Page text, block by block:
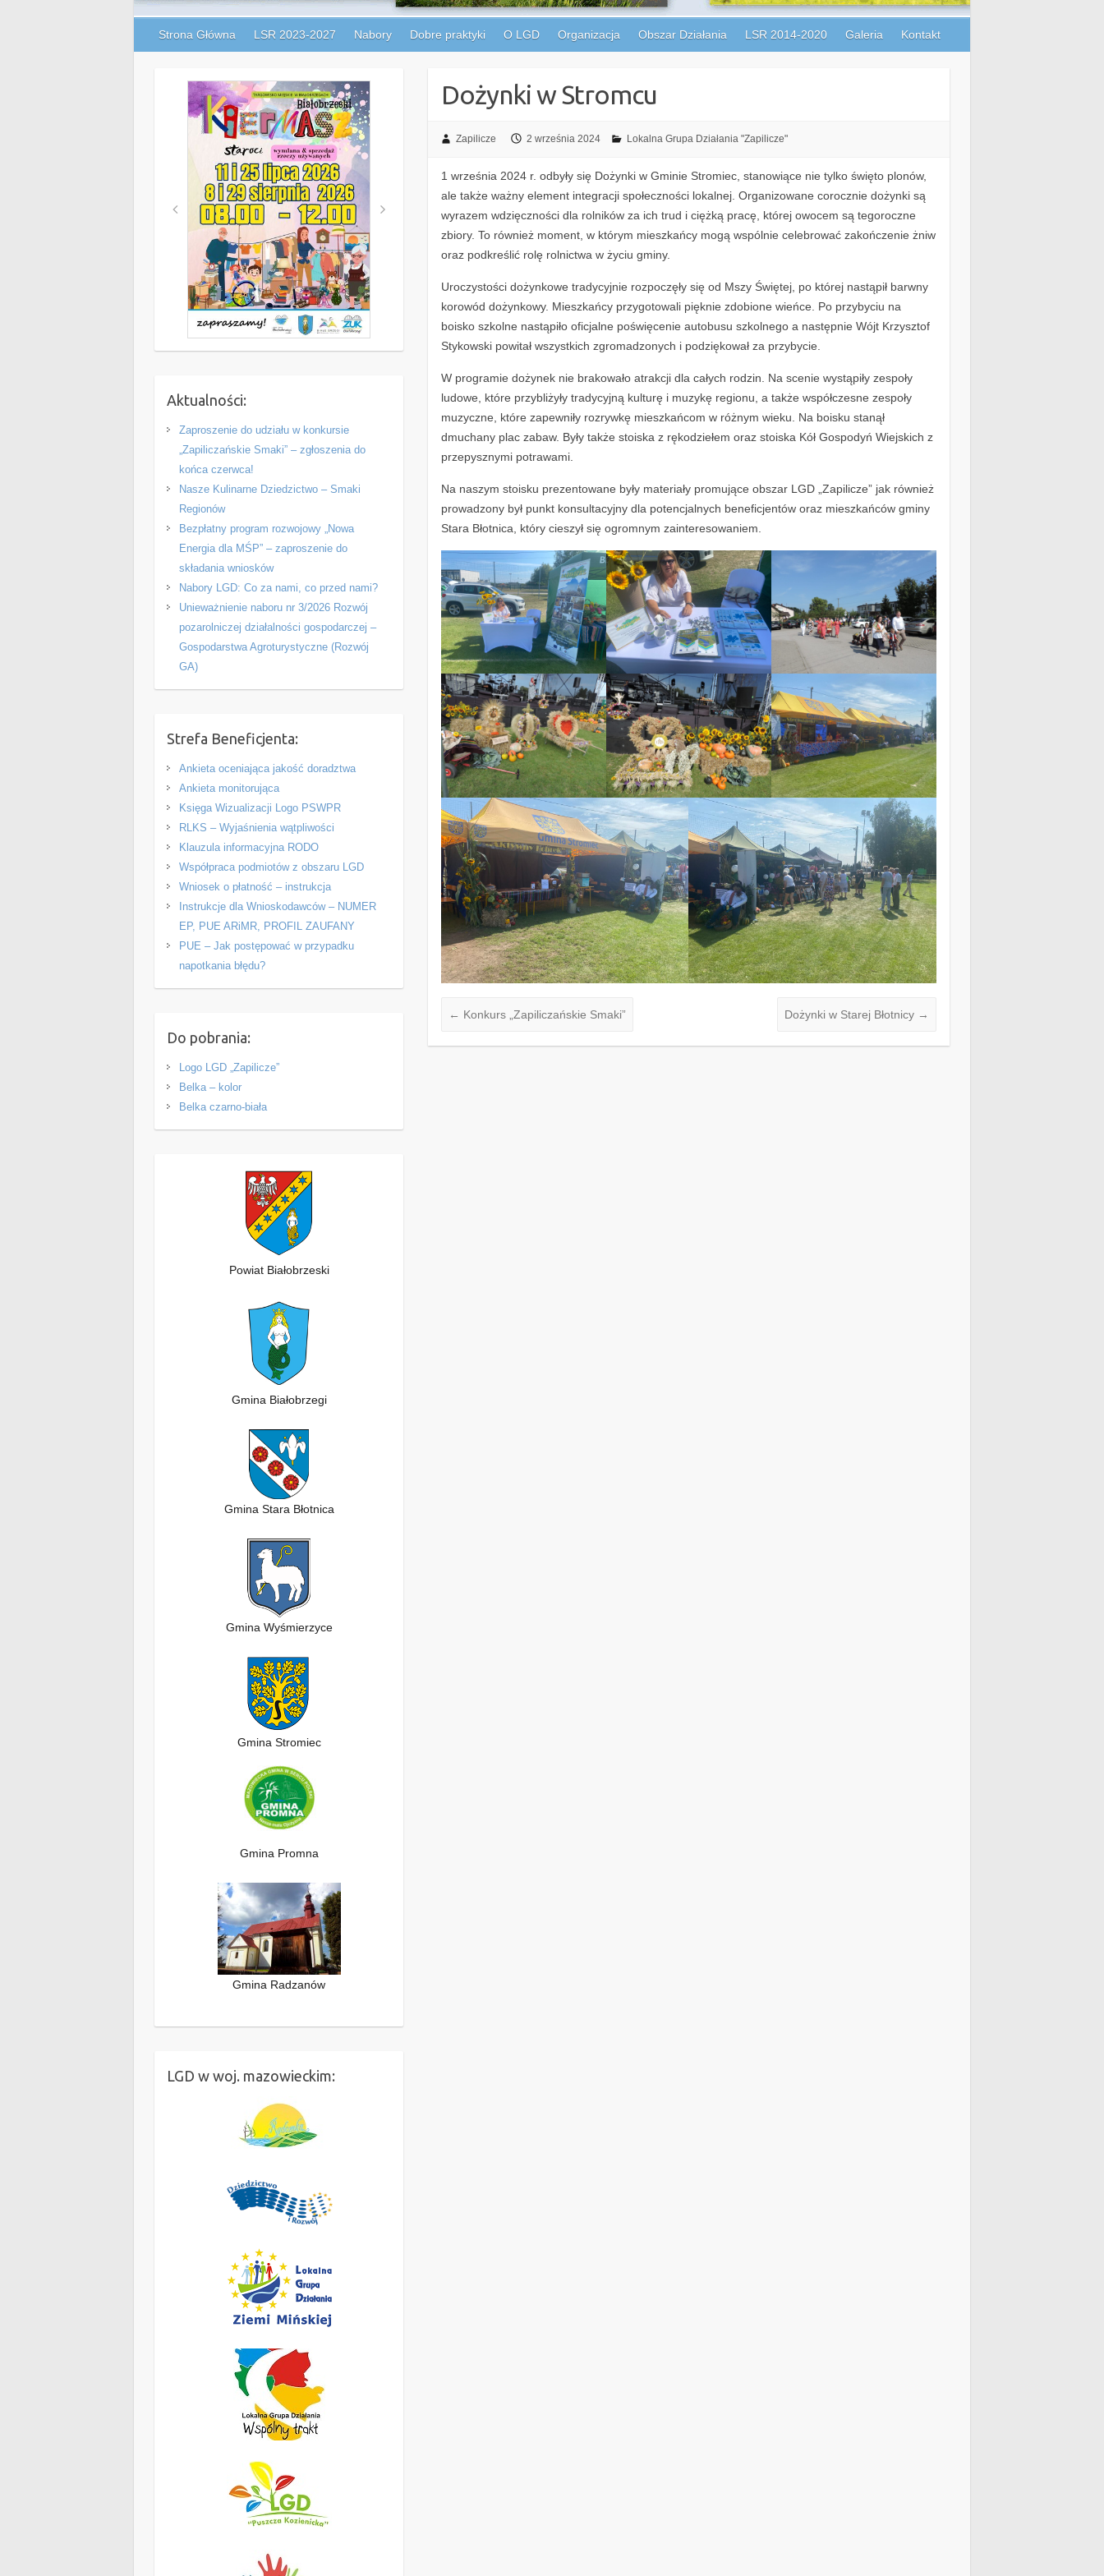
Strona Główna LSR 2023-2027 Nabory Dobre praktyki O LGD Organizacja Obszar Działania LSR 2014-2020 Galeria Kontakt
Dożynki w Stromcu
Zapilicze 2 września 2024 Lokalna Grupa Działania "Zapilicze"
1 września 2024 r. odbyły się Dożynki w Gminie Stromiec, stanowiące nie tylko święto plonów,
ale także ważny element integracji społeczności lokalnej. Organizowane corocznie dożynki są
wyrazem wdzięczności dla rolników za ich trud i ciężką pracę, której owocem są tegoroczne
zbiory. To również moment, w którym mieszkańcy mogą wspólnie celebrować zakończenie żniw
oraz podkreślić rolę rolnictwa w życiu gminy.
Uroczystości dożynkowe tradycyjnie rozpoczęły się od Mszy Świętej, po której nastąpił barwny
korowód dożynkowy. Mieszkańcy przygotowali pięknie zdobione wieńce. Po przybyciu na
boisko szkolne nastąpiło oficjalne poświęcenie autobusu szkolnego a następnie Wójt Krzysztof
Stykowski powitał wszystkich zgromadzonych i podziękował za przybycie.
W programie dożynek nie brakowało atrakcji dla całych rodzin. Na scenie wystąpiły zespoły
ludowe, które przybliżyły tradycyjną kulturę i muzykę regionu, a także współczesne zespoły
muzyczne, które zapewniły rozrywkę mieszkańcom w różnym wieku. Na boisku stanął
dmuchany plac zabaw. Były także stoiska z rękodziełem oraz stoiska Kół Gospodyń Wiejskich z
przepysznymi potrawami.
Na naszym stoisku prezentowane były materiały promujące obszar LGD „Zapilicze” jak również
prowadzony był punkt konsultacyjny dla potencjalnych beneficjentów oraz mieszkańców gminy
Stara Błotnica, który cieszył się ogromnym zainteresowaniem.
← Konkurs „Zapiliczańskie Smaki” Dożynki w Starej Błotnicy →
Aktualności:
Zaproszenie do udziału w konkursie
„Zapiliczańskie Smaki” – zgłoszenia do
końca czerwca!
Nasze Kulinarne Dziedzictwo – Smaki
Regionów
Bezpłatny program rozwojowy „Nowa
Energia dla MŚP” – zaproszenie do
składania wniosków
Nabory LGD: Co za nami, co przed nami?
Unieważnienie naboru nr 3/2026 Rozwój
pozarolniczej działalności gospodarczej –
Gospodarstwa Agroturystyczne (Rozwój
GA)
Strefa Beneficjenta:
Ankieta oceniająca jakość doradztwa
Ankieta monitorująca
Księga Wizualizacji Logo PSWPR
RLKS – Wyjaśnienia wątpliwości
Klauzula informacyjna RODO
Współpraca podmiotów z obszaru LGD
Wniosek o płatność – instrukcja
Instrukcje dla Wnioskodawców – NUMER
EP, PUE ARiMR, PROFIL ZAUFANY
PUE – Jak postępować w przypadku
napotkania błędu?
Do pobrania:
Logo LGD „Zapilicze”
Belka – kolor
Belka czarno-biała
Powiat Białobrzeski
Gmina Białobrzegi
Gmina Stara Błotnica
Gmina Wyśmierzyce
Gmina Stromiec
Gmina Promna
Gmina Radzanów
LGD w woj. mazowieckim: